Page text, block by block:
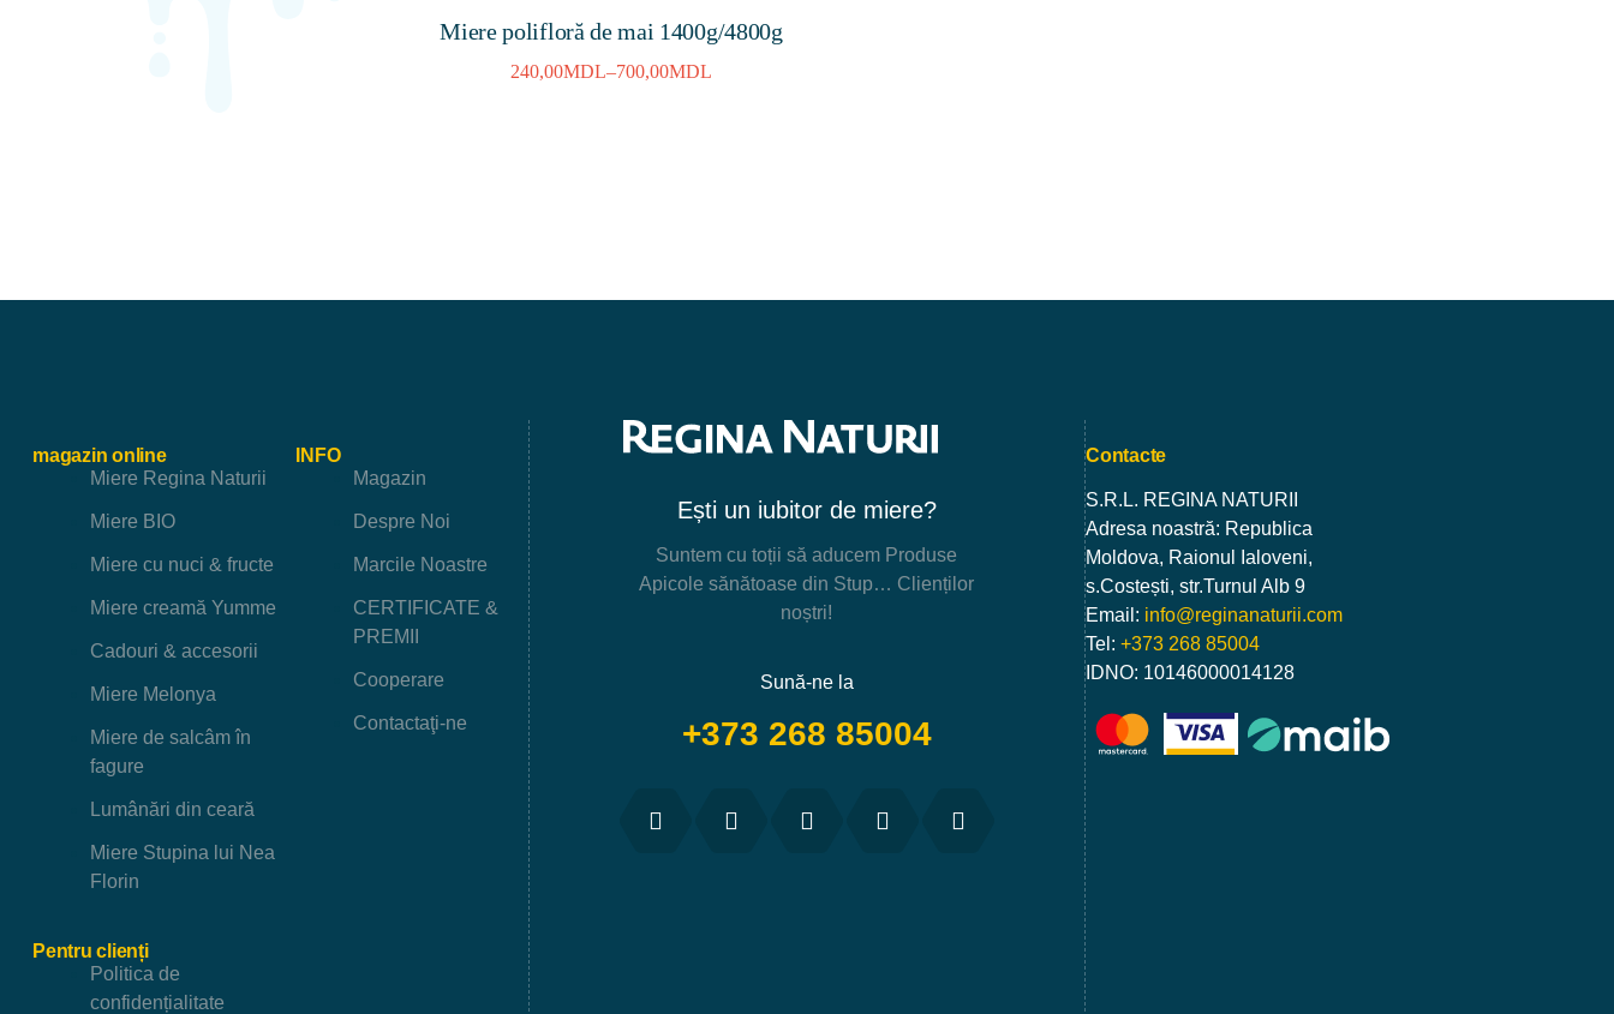
Miere polifloră de mai 1400g/4800g
240,00MDL–700,00MDL
magazin online
Miere Regina Naturii
Miere BIO
Miere cu nuci & fructe
Miere creamă Yumme
Cadouri & accesorii
Miere Melonya
Miere de salcâm în
fagure
Lumânări din ceară
Miere Stupina lui Nea
Florin
Pentru clienți
Politica de
confidențialitate
INFO
Magazin
Despre Noi
Marcile Noastre
CERTIFICATE &
PREMII
Cooperare
Contactaţi-ne
Ești un iubitor de miere?
Suntem cu toții să aducem Produse
Apicole sănătoase din Stup… Clienților
noștri!
Sună-ne la
+373 268 85004
Contacte
S.R.L. REGINA NATURII
Adresa noastră: Republica
Moldova, Raionul Ialoveni,
s.Costești, str.Turnul Alb 9
Email: info@reginanaturii.com
Tel:+373 268 85004
IDNO: 10146000014128